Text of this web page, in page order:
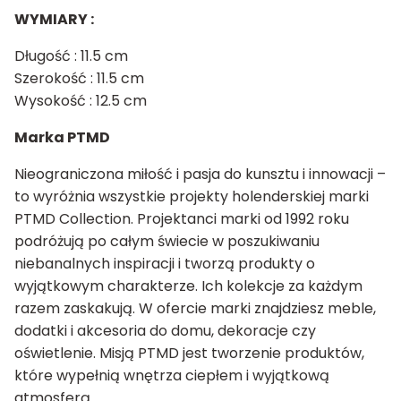
WYMIARY :
Długość : 11.5 cm
Szerokość : 11.5 cm
Wysokość : 12.5 cm
Marka PTMD
Nieograniczona miłość i pasja do kunsztu i innowacji –
to wyróżnia wszystkie projekty holenderskiej marki
PTMD Collection. Projektanci marki od 1992 roku
podróżują po całym świecie w poszukiwaniu
niebanalnych inspiracji i tworzą produkty o
wyjątkowym charakterze. Ich kolekcje za każdym
razem zaskakują. W ofercie marki znajdziesz meble,
dodatki i akcesoria do domu, dekoracje czy
oświetlenie. Misją PTMD jest tworzenie produktów,
które wypełnią wnętrza ciepłem i wyjątkową